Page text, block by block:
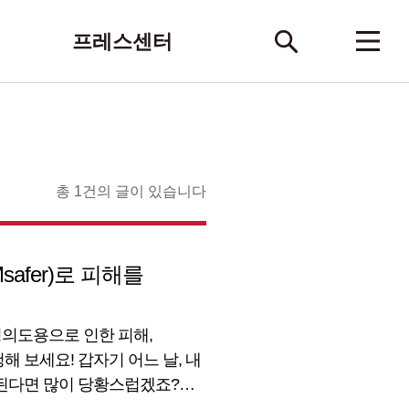
프레스센터
총 1건의 글이 있습니다
로 피해를
도용으로 인한 피해,
보세요! 갑자기 어느 날, 내
다면 많이 당황스럽겠죠?